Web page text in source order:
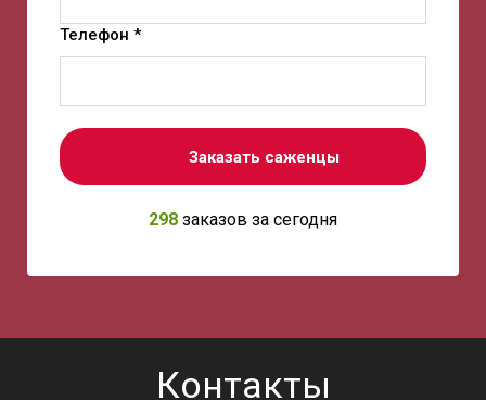
Телефон *
Заказать саженцы
298 заказов за сегодня
Контакты